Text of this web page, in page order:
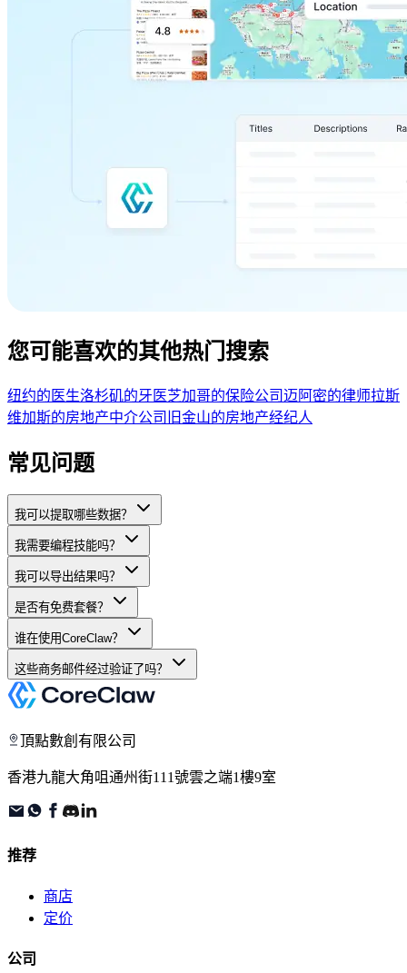
您可能喜欢的其他热门搜索
纽约的医生洛杉矶的牙医芝加哥的保险公司迈阿密的律师拉斯
维加斯的房地产中介公司 旧金山的房地产经纪人
常见问题
我可以提取哪些数据？
我需要编程技能吗？
我可以导出结果吗？
是否有免费套餐？
谁在使用CoreClaw？
这些商务邮件经过验证了吗？
頂點數創有限公司
香港九龍大角咀通州街111號雲之端1樓9室
推荐
商店
定价
公司